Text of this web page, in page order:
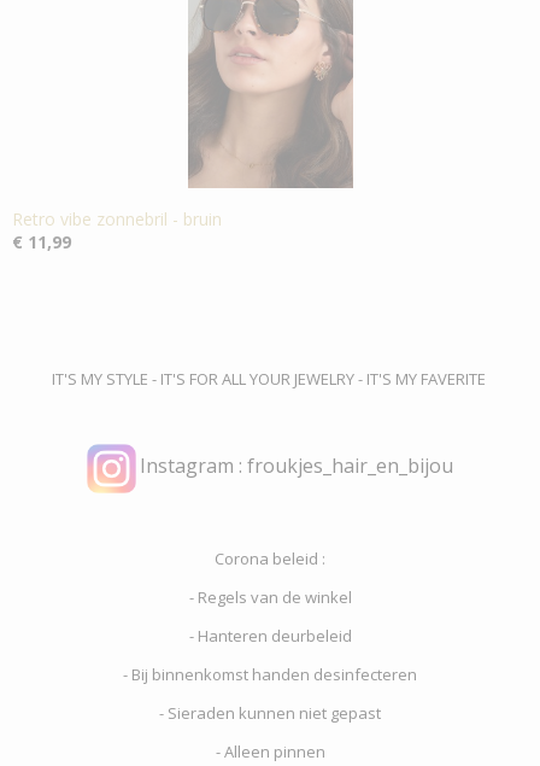
Retro vibe zonnebril - bruin
€ 11,99
IT'S MY STYLE - IT'S FOR ALL YOUR JEWELRY - IT'S MY FAVERITE
Instagram : froukjes_hair_en_bijou
Corona beleid :
- Regels van de winkel
- Hanteren deurbeleid
- Bij binnenkomst handen desinfecteren
- Sieraden kunnen niet gepast
- Alleen pinnen